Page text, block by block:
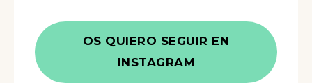
OS QUIERO SEGUIR EN
INSTAGRAM